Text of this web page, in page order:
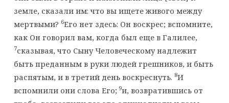
земле, сказали им: что вы ищете живого между
мертвыми? 6Его нет здесь: Он воскрес; вспомните,
как Он говорил вам, когда был еще в Галилее,
7сказывая, что Сыну Человеческому надлежит
быть преданным в руки людей грешников, и быть
распятым, и в третий день воскреснуть. 8И
вспомнили они слова Его; 9и, возвратившись от